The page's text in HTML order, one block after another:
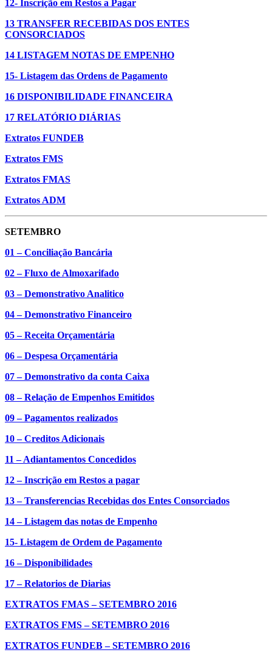
12- Inscrição em Restos a Pagar
13 TRANSFER RECEBIDAS DOS ENTES
CONSORCIADOS
14 LISTAGEM NOTAS DE EMPENHO
15- Listagem das Ordens de Pagamento
16 DISPONIBILIDADE FINANCEIRA
17 RELATÓRIO DIÁRIAS
Extratos FUNDEB
Extratos FMS
Extratos FMAS
Extratos ADM
SETEMBRO
01 – Conciliação Bancária
02 – Fluxo de Almoxarifado
03 – Demonstrativo Analitico
04 – Demonstrativo Financeiro
05 – Receita Orçamentária
06 – Despesa Orçamentária
07 – Demonstrativo da conta Caixa
08 – Relação de Empenhos Emitidos
09 – Pagamentos realizados
10 – Creditos Adicionais
11 – Adiantamentos Concedidos
12 – Inscrição em Restos a pagar
13 – Transferencias Recebidas dos Entes Consorciados
14 – Listagem das notas de Empenho
15- Listagem de Ordem de Pagamento
16 – Disponibilidades
17 – Relatorios de Diarias
EXTRATOS FMAS – SETEMBRO 2016
EXTRATOS FMS – SETEMBRO 2016
EXTRATOS FUNDEB – SETEMBRO 2016